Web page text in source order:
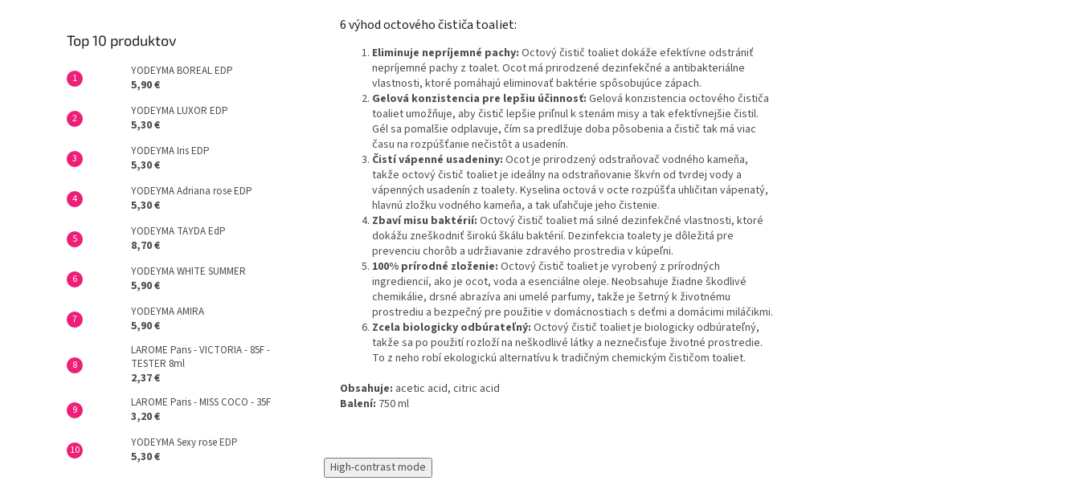
Top 10 produktov
YODEYMA BOREAL EDP
5,90 €
YODEYMA LUXOR EDP
5,30 €
YODEYMA Iris EDP
5,30 €
YODEYMA Adriana rose EDP
5,30 €
YODEYMA TAYDA EdP
8,70 €
YODEYMA WHITE SUMMER
5,90 €
YODEYMA AMIRA
5,90 €
LAROME Paris - VICTORIA - 85F -
TESTER 8ml
2,37 €
LAROME Paris - MISS COCO - 35F
3,20 €
YODEYMA Sexy rose EDP
5,30 €
6 výhod octového čističa toaliet:
Eliminuje nepríjemné pachy: Octový čistič toaliet dokáže efektívne odstrániť
nepríjemné pachy z toalet. Ocot má prirodzené dezinfekčné a antibakteriálne
vlastnosti, ktoré pomáhajú eliminovať baktérie spôsobujúce zápach.
Gelová konzistencia pre lepšiu účinnosť: Gelová konzistencia octového čističa
toaliet umožňuje, aby čistič lepšie priľnul k stenám misy a tak efektívnejšie čistil.
Gél sa pomalšie odplavuje, čím sa predlžuje doba pôsobenia a čistič tak má viac
času na rozpúšťanie nečistôt a usadenín.
Čistí vápenné usadeniny: Ocot je prirodzený odstraňovač vodného kameňa,
takže octový čistič toaliet je ideálny na odstraňovanie škvŕn od tvrdej vody a
vápenných usadenín z toalety. Kyselina octová v octe rozpúšťa uhličitan vápenatý,
hlavnú zložku vodného kameňa, a tak uľahčuje jeho čistenie.
Zbaví misu baktérií: Octový čistič toaliet má silné dezinfekčné vlastnosti, ktoré
dokážu zneškodniť širokú škálu baktérií. Dezinfekcia toalety je dôležitá pre
prevenciu chorôb a udržiavanie zdravého prostredia v kúpeľni.
100% prírodné zloženie: Octový čistič toaliet je vyrobený z prírodných
ingrediencií, ako je ocot, voda a esenciálne oleje. Neobsahuje žiadne škodlivé
chemikálie, drsné abrazíva ani umelé parfumy, takže je šetrný k životnému
prostrediu a bezpečný pre použitie v domácnostiach s deťmi a domácimi miláčikmi.
Zcela biologicky odbúrateľný: Octový čistič toaliet je biologicky odbúrateľný,
takže sa po použití rozloží na neškodlivé látky a neznečisťuje životné prostredie.
To z neho robí ekologickú alternatívu k tradičným chemickým čističom toaliet.
Obsahuje: acetic acid, citric acid
Balení: 750 ml
High-contrast mode